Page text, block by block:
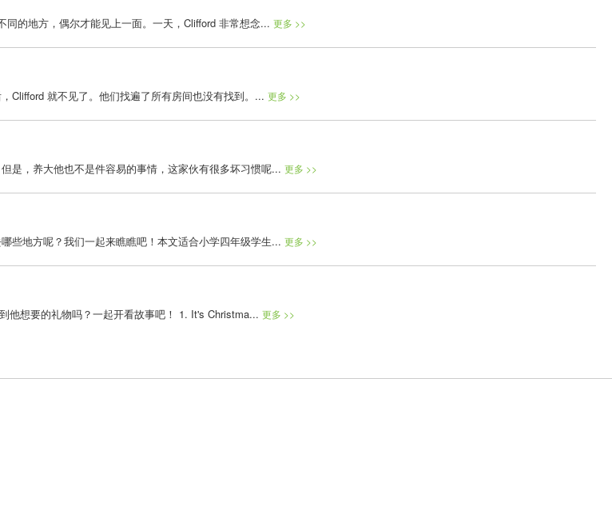
的地方，偶尔才能见上一面。一天，Clifford 非常想念... 更多 >>
Clifford 就不见了。他们找遍了所有房间也没有找到。... 更多 >>
是，养大他也不是件容易的事情，这家伙有很多坏习惯呢... 更多 >>
些地方呢？我们一起来瞧瞧吧！本文适合小学四年级学生... 更多 >>
他想要的礼物吗？一起开看故事吧！ 1. It's Christma... 更多 >>